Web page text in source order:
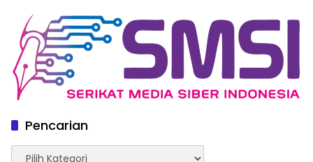
Pencarian
Pencarian